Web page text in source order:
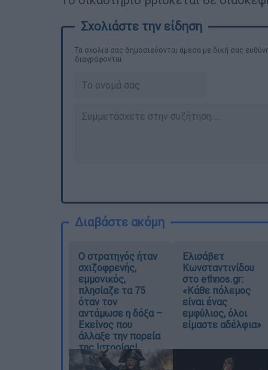
Τα σχολιά σας δημοσιεύονται άμεσα με δική σας
διαγράφονται
Διαβάστε ακόμη
O στρατηγός ήταν
σχιζοφρενής,
εμμονικός,
πλησίαζε τα 75
όταν τον
αντάμωσε η δόξα –
Εκείνος που
άλλαξε την πορεία
της Ιστορίας!
Ελισάβετ
Κωνσταντινίδου
στο ethnos.gr:
«Κάθε πόλεμος
είναι ένας
εμφύλιος, όλοι
είμαστε αδέλφια»